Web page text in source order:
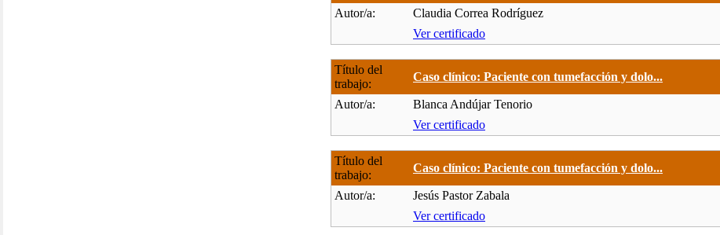
Autor/a:
Claudia Correa Rodríguez
Ver certificado
Título del
trabajo:
Caso clínico: Paciente con tumefacción y dolo...
Autor/a:
Blanca Andújar Tenorio
Ver certificado
Título del
trabajo:
Caso clínico: Paciente con tumefacción y dolo...
Autor/a:
Jesús Pastor Zabala
Ver certificado